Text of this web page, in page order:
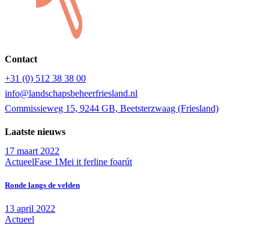
Contact
+31 (0) 512 38 38 00
info@landschapsbeheerfriesland.nl
Commissieweg 15, 9244 GB, Beetsterzwaag (Friesland)
Laatste nieuws
17 maart 2022
ActueelFase 1Mei it ferline foarút
Ronde langs de velden
13 april 2022
Actueel